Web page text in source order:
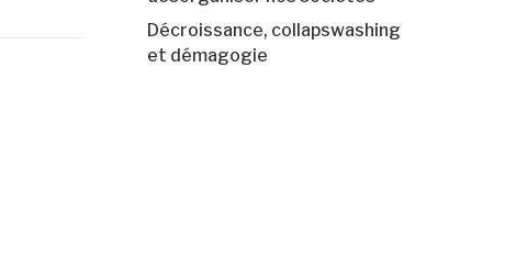
Décroissance, collapswashing
et démagogie